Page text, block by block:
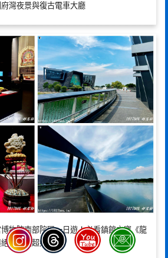
灣夜景與復古電車大廳
博物院南部院區一日遊！必看鎮館之寶《龍
美湖景超好拍！